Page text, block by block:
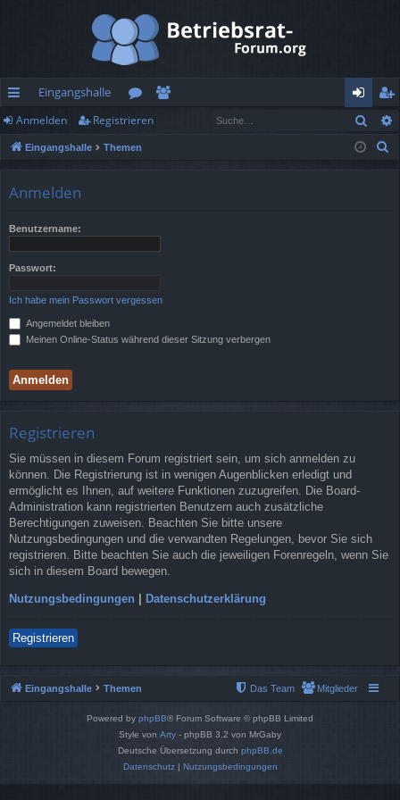
ch
ne
rif
f
Eingangshalle
or
en
n
m
eg
ist
Anmelden Registrieren
Eingangshalle Themen
Anmelden
Benutzername:
Passwort:
Ich habe mein Passwort vergessen
Angemeldet bleiben
Meinen Online-Status während dieser Sitzung verbergen
Registrieren
Sie müssen in diesem Forum registriert sein, um sich anmelden zu
können. Die Registrierung ist in wenigen Augenblicken erledigt und
ermöglicht es Ihnen, auf weitere Funktionen zuzugreifen. Die Board-
Administration kann registrierten Benutzern auch zusätzliche
Berechtigungen zuweisen. Beachten Sie bitte unsere
Nutzungsbedingungen und die verwandten Regelungen, bevor Sie sich
registrieren. Bitte beachten Sie auch die jeweiligen Forenregeln, wenn Sie
sich in diesem Board bewegen.
Nutzungsbedingungen | Datenschutzerklärung
Registrieren
Eingangshalle Themen Mitglieder
Das Team
Powered by phpBB® Forum Software © phpBB Limited
Style von Arty - phpBB 3.2 von MrGaby
Deutsche Übersetzung durch phpBB.de
Datenschutz| Nutzungsbedingungen